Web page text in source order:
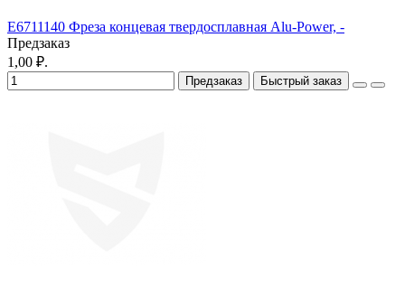
E6711140 Фреза концевая твердосплавная Alu-Power, -
Предзаказ
1,00 ₽.
Предзаказ Быстрый заказ